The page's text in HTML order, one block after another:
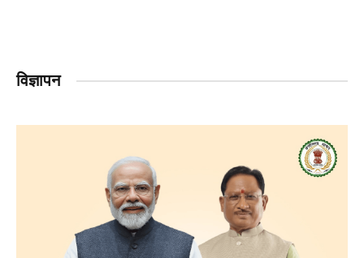
विज्ञापन